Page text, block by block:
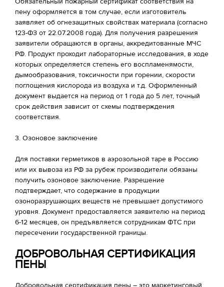
пену оформляется в том случае, если изготовитель
заявляет об огнезащитных свойствах материала (согласно
123-ФЗ от 22.07.2008 года). Для получения разрешения
заявители обращаются в органы, аккредитованные МЧС
РФ. Продукт проходит лабораторные исследования, в ходе
которых определяется степень его воспламенямости,
дымообразования, токсичности при горении, скорости
поглощения кислорода из воздуха и т.д. Оформленный
документ выдается на период от 1 года до 5 лет, точный
срок действия зависит от схемы подтверждения
соответствия.
3. Озоновое заключение
Для поставки герметиков в аэрозольной таре в Россию
или их вывоза из РФ за рубеж производители обязаны
получить озоновое заключение. Разрешение
подтверждает, что содержание в продукции
озоноразрушающих веществ не превышает допустимого
уровня. Документ предоставляется заявителю на период
6-12 месяцев, он предъявляется сотрудникам ФТС при
пересечении государственной границы.
ДОБРОВОЛЬНАЯ СЕРТИФИКАЦИЯ
ПЕНЫ